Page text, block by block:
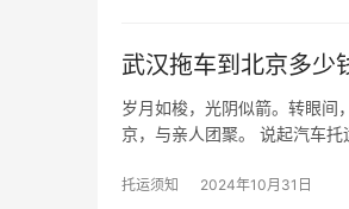
武汉拖车到北京多少
岁月如梭，光阴似箭。转眼间
京，与亲人团聚。 说起汽车
托运须知 2024年10月31日